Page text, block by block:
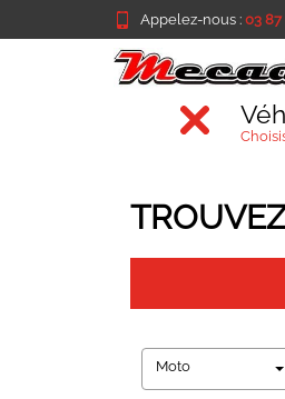
Appelez-nous : 03 87
Moto